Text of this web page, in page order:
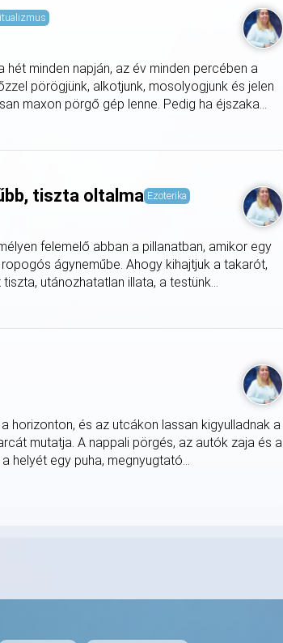
minden napján, az év minden percében a
pörögjünk, alkotjunk, mosolyogjunk és jelen
maxon pörgő gép lenne. Pedig ha éjszaka...
tiszta oltalma Ezoterika
felemelő abban a pillanatban, amikor egy
ágyneműbe. Ahogy kihajtjuk a takarót,
utánozhatatlan illata, a testünk...
horizonton, és az utcákon lassan kigyulladnak a
mutatja. A nappali pörgés, az autók zaja és a
helyét egy puha, megnyugtató...